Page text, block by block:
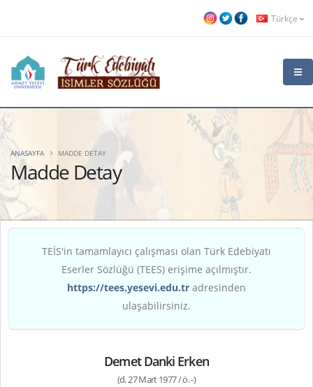
Türkçe
Madde Detay
ANASAYFA MADDE DETAY
TEİS'in tamamlayıcı çalışması olan Türk Edebiyatı
Eserler Sözlüğü (TEES) erişime açılmıştır.
https://tees.yesevi.edu.tr adresinden
ulaşabilirsiniz.
Demet Danki Erken
(d. 27 Mart 1977 / ö. -)